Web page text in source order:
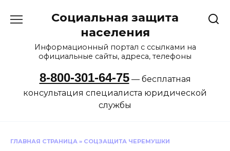
Социальная защита
населения
Информационный портал с ссылками на
официальные сайты, адреса, телефоны
8-800-301-64-75— бесплатная
консультация специалиста юридической
службы
ГЛАВНАЯ СТРАНИЦА » СОЦЗАЩИТА ЧЕРЕМУШКИ